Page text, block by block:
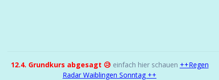
12.4. Grundkurs abgesagt 😥 einfach hier schauen ++Regen
Radar Waiblingen Sonntag ++